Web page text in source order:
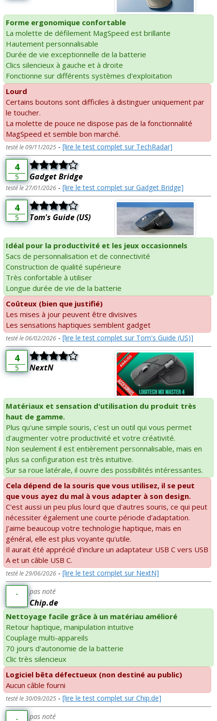
Forme ergonomique confortable
La molette de défilement MagSpeed est brillante
Hautement personnalisable
Durée de vie exceptionnelle de la batterie
Clics silencieux à gauche et à droite
Fonctionne sur différents systèmes d'exploitation
Lourd
Certains boutons sont difficiles à distinguer uniquement par
le toucher.
La molette de pouce ne dispose pas de la fonctionnalité
MagSpeed et semble bon marché.
testé le 09/11/2025 - [lire le test complet sur TechRadar]
4
5 Gadget Bridge
testé le 27/01/2026 - [lire le test complet sur Gadget Bridge]
4
5 Tom's Guide (US)
Idéal pour la productivité et les jeux occasionnels
Sacs de personnalisation et de connectivité
Construction de qualité supérieure
Très confortable à utiliser
Longue durée de vie de la batterie
Coûteux (bien que justifié)
Les mises à jour peuvent être divisives
Les sensations haptiques semblent gadget
testé le 06/02/2026 - [lire le test complet sur Tom's Guide (US)]
4
5 NextN
Matériaux et sensation d'utilisation du produit très
haut de gamme.
Plus qu'une simple souris, c'est un outil qui vous permet
d'augmenter votre productivité et votre créativité.
Non seulement il est entièrement personnalisable, mais en
plus sa configuration est très intuitive.
Sur sa roue latérale, il ouvre des possibilités intéressantes.
Cela dépend de la souris que vous utilisez, il se peut
que vous ayez du mal à vous adapter à son design.
C'est aussi un peu plus lourd que d'autres souris, ce qui peut
nécessiter également une courte période d'adaptation.
J'aime beaucoup votre technologie haptique, mais en
général, elle est plus voyante qu'utile.
Il aurait été apprécié d'inclure un adaptateur USB C vers USB
A et un câble USB C.
testé le 29/06/2026 - [lire le test complet sur NextN]
- pas noté
Chip.de
Nettoyage facile grâce à un matériau amélioré
Retour haptique, manipulation intuitive
Couplage multi-appareils
70 jours d'autonomie de la batterie
Clic très silencieux
Logiciel bêta défectueux (non destiné au public)
Aucun câble fourni
testé le 30/09/2025 - [lire le test complet sur Chip.de]
- pas noté